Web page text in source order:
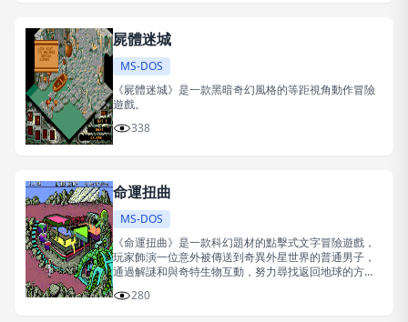
屍體迷城
MS-DOS
《屍體迷城》是一款黑暗奇幻風格的等距視角動作冒險
遊戲。
338
命運扭曲
MS-DOS
《命運扭曲》是一款科幻題材的點擊式文字冒險遊戲，
玩家飾演一位意外被傳送到奇異外星世界的普通男子，
通過解謎和與奇特生物互動，努力尋找返回地球的方
280